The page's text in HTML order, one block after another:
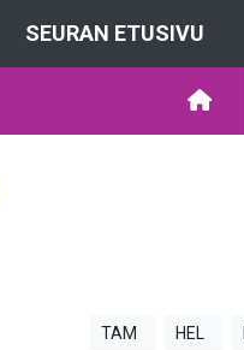
SEURAN ETUSIVU
TAM HEL